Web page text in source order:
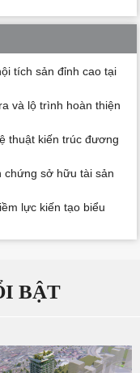
tích sản đỉnh cao tại
và lộ trình hoàn thiện
thuật kiến trúc đương
chứng sở hữu tài sản
lực kiến tạo biểu
BẬT